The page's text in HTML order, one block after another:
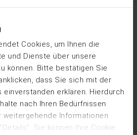
Cookies, um Ihnen die
und Dienste über unsere
können. Bitte bestätigen Sie
dass Sie sich mit der
einverstanden erklären. Hierdurch
nach Ihren Bedürfnissen
weitergehende Informationen
Sie können Ihre Cookie
13.11.2025 ein Gesetz zur
und des
beschlossen. Unter anderem
einer installierten Leistung unter
Versorger und sind damit nicht
Die Stromsteuermeldung
aber noch fällig und muss bis
werden.